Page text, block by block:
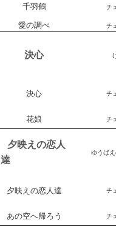
千羽鶴 チ
愛の調べ チ
決心
決心 チ
花娘 チ
夕映えの恋人
達
ゆうば
夕映えの恋人達 チ
あの空へ帰ろう チ